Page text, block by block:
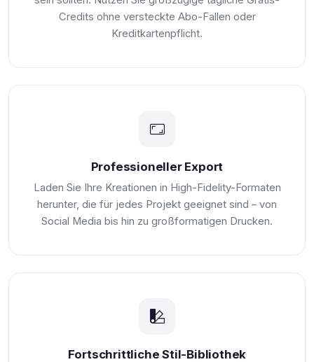
Credits ohne versteckte Abo-Fallen oder
Kreditkartenpflicht.
Professioneller Export
Laden Sie Ihre Kreationen in High-Fidelity-Formaten
herunter, die für jedes Projekt geeignet sind – von
Social Media bis hin zu großformatigen Drucken.
Fortschrittliche Stil-Bibliothek